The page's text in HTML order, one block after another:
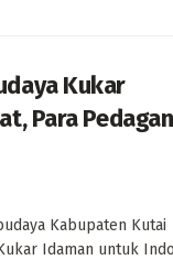
Kukar
Para
Kabupaten Kutai
Idaman untuk